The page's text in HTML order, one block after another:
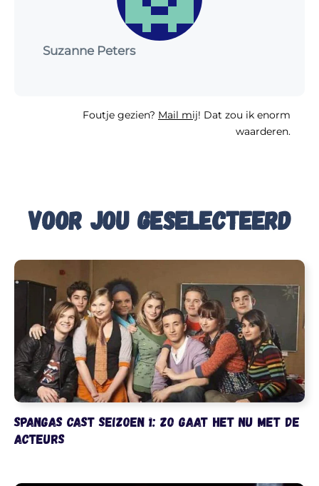
Suzanne Peters
Foutje gezien? Mail mij! Dat zou ik enorm
waarderen.
Voor jou geselecteerd
SpangaS cast seizoen 1: zo gaat het nu met de
acteurs